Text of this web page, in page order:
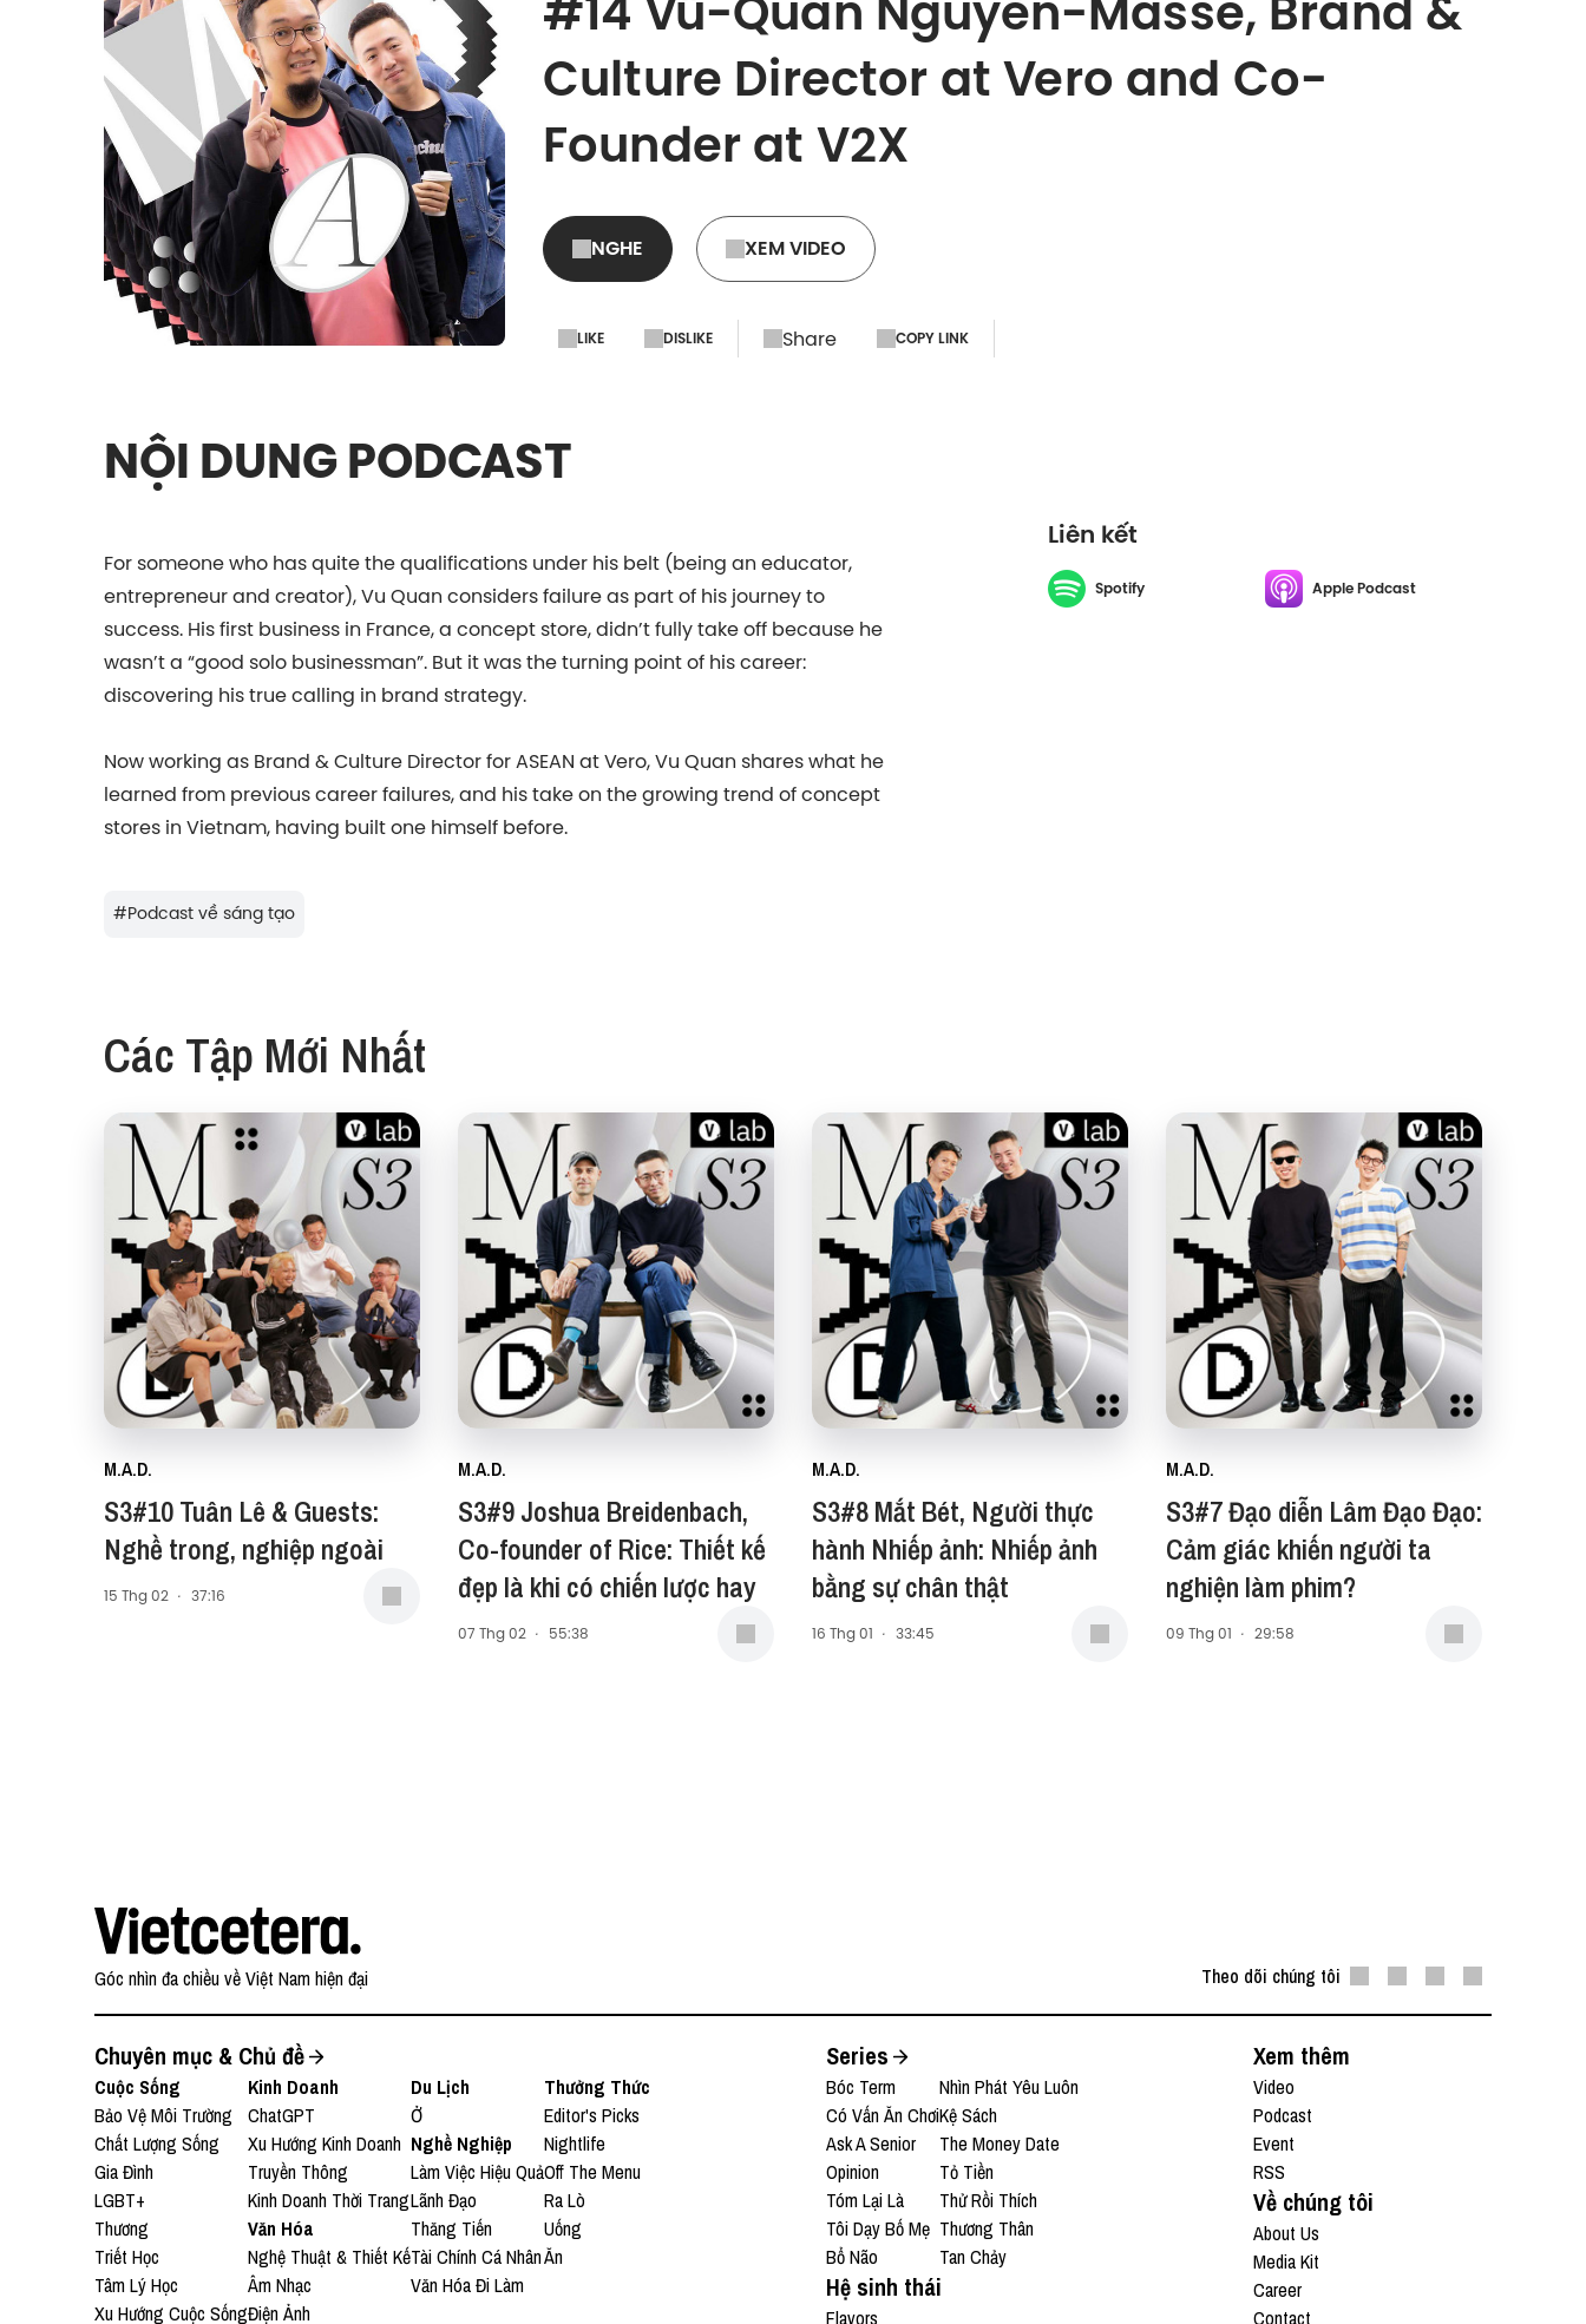
Culture Director at Vero and Co-
Founder at V2X
NGHE XEM VIDEO
LIKE DISLIKE Share COPY LINK
NỘI DUNG PODCAST
For someone who has quite the qualifications under his belt (being an educator,
entrepreneur and creator), Vu Quan considers failure as part of his journey to
success. His first business in France, a concept store, didn’t fully take off because he
wasn’t a “good solo businessman”. But it was the turning point of his career:
discovering his true calling in brand strategy.
Now working as Brand & Culture Director for ASEAN at Vero, Vu Quan shares what he
learned from previous career failures, and his take on the growing trend of concept
stores in Vietnam, having built one himself before.
Liên kết
Spotify Apple Podcast
#Podcast về sáng tạo
Các Tập Mới Nhất
M.A.D.
S3#10 Tuân Lê & Guests:
Nghề trong, nghiệp ngoài
15 Thg 02 · 37:16
M.A.D.
S3#9 Joshua Breidenbach,
Co-founder of Rice: Thiết kế
đẹp là khi có chiến lược hay
07 Thg 02 · 55:38
M.A.D.
S3#8 Mắt Bét, Người thực
hành Nhiếp ảnh: Nhiếp ảnh
bằng sự chân thật
16 Thg 01 · 33:45
M.A.D.
S3#7 Đạo diễn Lâm Đạo Đạo:
Cảm giác khiến người ta
nghiện làm phim?
09 Thg 01 · 29:58
Góc nhìn đa chiều về Việt Nam hiện đại Theo dõi chúng tôi
Chuyên mục & Chủ đề
Cuộc Sống
Bảo Vệ Môi Trường
Chất Lượng Sống
Gia Đình
LGBT+
Thương
Triết Học
Tâm Lý Học
Xu Hướng Cuộc Sống
Kinh Doanh
ChatGPT
Xu Hướng Kinh Doanh
Truyền Thông
Kinh Doanh Thời Trang
Văn Hóa
Nghệ Thuật & Thiết Kế
Âm Nhạc
Điện Ảnh
Du Lịch
Ở
Nghề Nghiệp
Làm Việc Hiệu Quả
Lãnh Đạo
Thăng Tiến
Tài Chính Cá Nhân
Văn Hóa Đi Làm
Thưởng Thức
Editor's Picks
Nightlife
Off The Menu
Ra Lò
Uống
Ăn
Series
Bóc Term
Có Vấn Ăn Chơi
Ask A Senior
Opinion
Tóm Lại Là
Tôi Dạy Bố Mẹ
Bổ Não
Nhìn Phát Yêu Luôn
Kệ Sách
The Money Date
Tỏ Tiền
Thử Rồi Thích
Thương Thân
Tan Chảy
Hệ sinh thái
Flavors
Xem thêm
Video
Podcast
Event
RSS
Về chúng tôi
About Us
Media Kit
Career
Contact